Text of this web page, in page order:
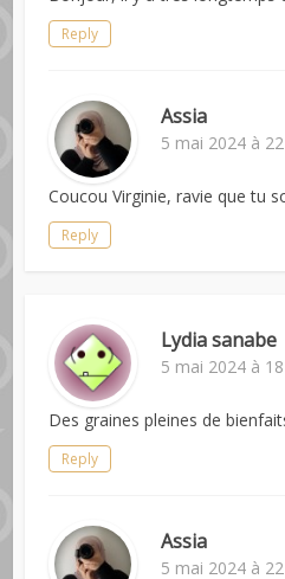
Reply
Assia
5 mai 2024 à
Coucou Virginie, ravie que tu
Reply
Lydia sanabe
5 mai 2024 à
Des graines pleines de
Reply
Assia
5 mai 2024 à